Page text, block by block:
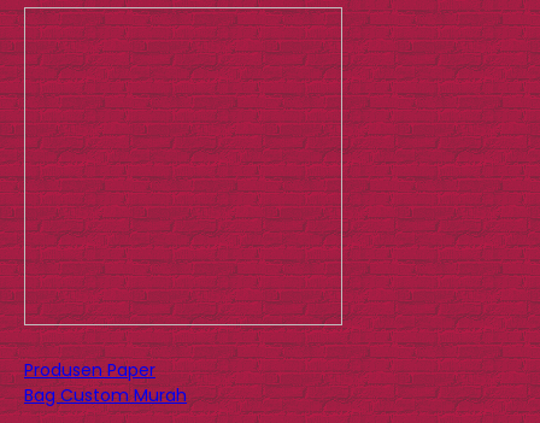
Produsen Paper
Bag Custom Murah